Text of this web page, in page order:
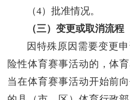
（4）批准情况。
（三）变更或取消流程
因特殊原因需要变更
险性体育赛事活动的，体
当在体育赛事活动开始前